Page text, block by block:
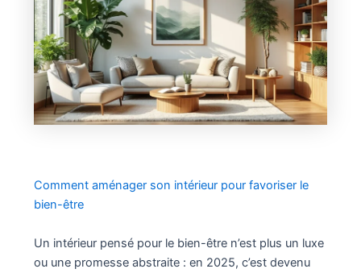
Comment aménager son intérieur pour favoriser le
bien-être
Un intérieur pensé pour le bien-être n’est plus un luxe
ou une promesse abstraite : en 2025, c’est devenu